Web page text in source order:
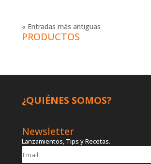
« Entradas más antiguas
PRODUCTOS
¿QUIÉNES SOMOS?
Newsletter
Lanzamientos, Tips y Recetas.